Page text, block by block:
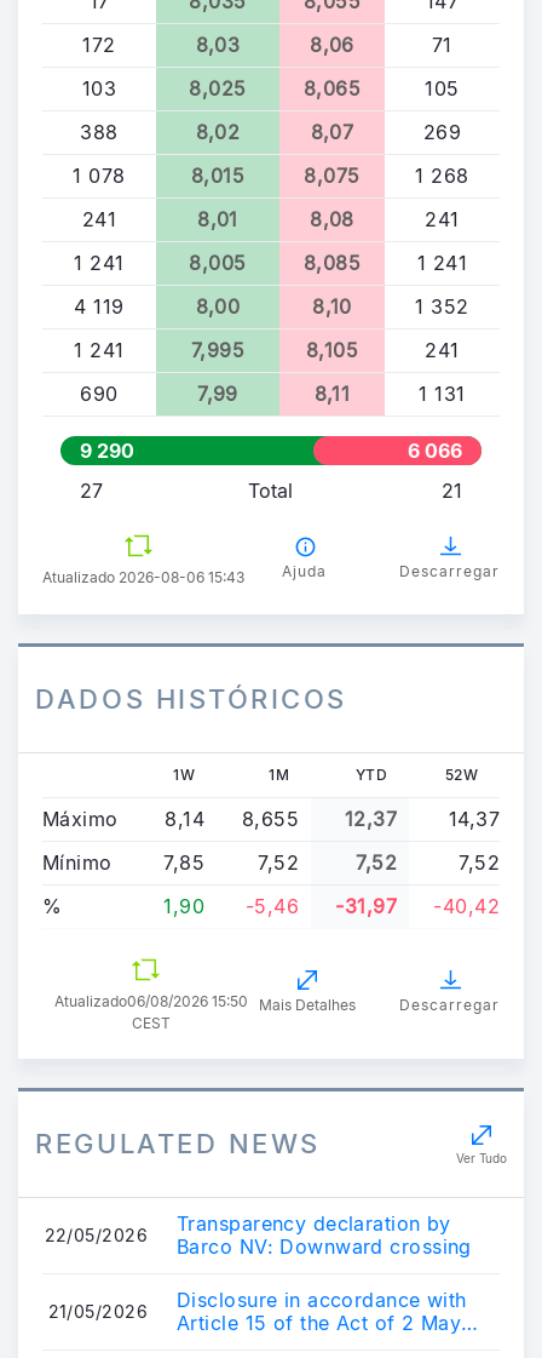
172
8,03 8,06
71
103
8,025 8,065
105
388
8,02 8,07
269
1 078
8,015 8,075
1 268
241
8,01 8,08
241
1 241
8,005 8,085
1 241
4 119
8,00 8,10
1 352
1 241
7,995 8,105
241
690
7,99 8,11 1 131
9 290
6 066
27
Total 21
Atualizado 2026-08-06 15:43 Ajuda Descarregar
DADOS HISTÓRICOS
1W 1M YTD 52W
Máximo 8,14 8,655 12,37
14,37
Mínimo
7,85 7,52 7,52
7,52
%
1,90 -5,46 -31,97 -40,42
Atualizado06/08/2026 15:50
CEST
Mais Detalhes Descarregar
REGULATED NEWS Ver Tudo
22/05/2026
Transparency declaration by
Barco NV: Downward crossing
21/05/2026
Disclosure in accordance with
Article 15 of the Act of 2 May